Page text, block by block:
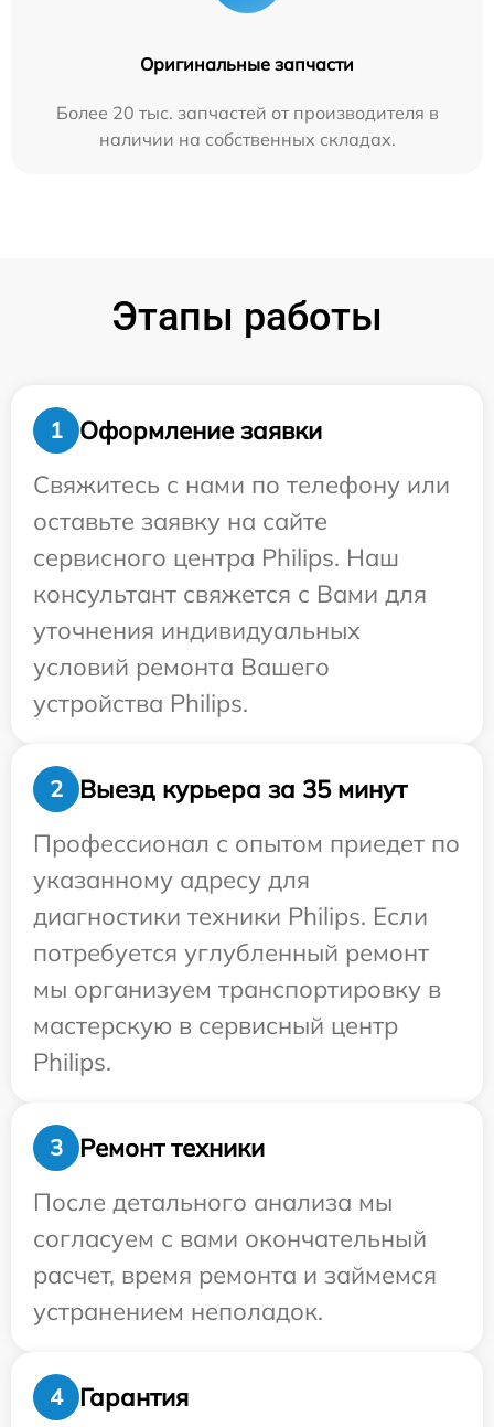
Оригинальные запчасти
Более 20 тыс. запчастей от производителя в
наличии на собственных складах.
Этапы работы
1
Оформление заявки
Свяжитесь с нами по телефону или
оставьте заявку на сайте
сервисного центра Philips. Наш
консультант свяжется с Вами для
уточнения индивидуальных
условий ремонта Вашего
устройства Philips.
2
Выезд курьера за 35 минут
Профессионал с опытом приедет по
указанному адресу для
диагностики техники Philips. Если
потребуется углубленный ремонт
мы организуем транспортировку в
мастерскую в сервисный центр
Philips.
3
Ремонт техники
После детального анализа мы
согласуем с вами окончательный
расчет, время ремонта и займемся
устранением неполадок.
4 Гарантия